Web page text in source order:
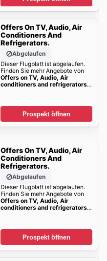
Offers On TV, Audio, Air
Conditioners And
Refrigerators.
Abgelaufen
Dieser Flugblatt ist abgelaufen.
Finden Sie mehr Angebote von
Offers on TV, Audio, Air
conditioners and refrigerators.
Prospekt öffnen
Offers On TV, Audio, Air
Conditioners And
Refrigerators.
Abgelaufen
Dieser Flugblatt ist abgelaufen.
Finden Sie mehr Angebote von
Offers on TV, Audio, Air
conditioners and refrigerators.
Prospekt öffnen